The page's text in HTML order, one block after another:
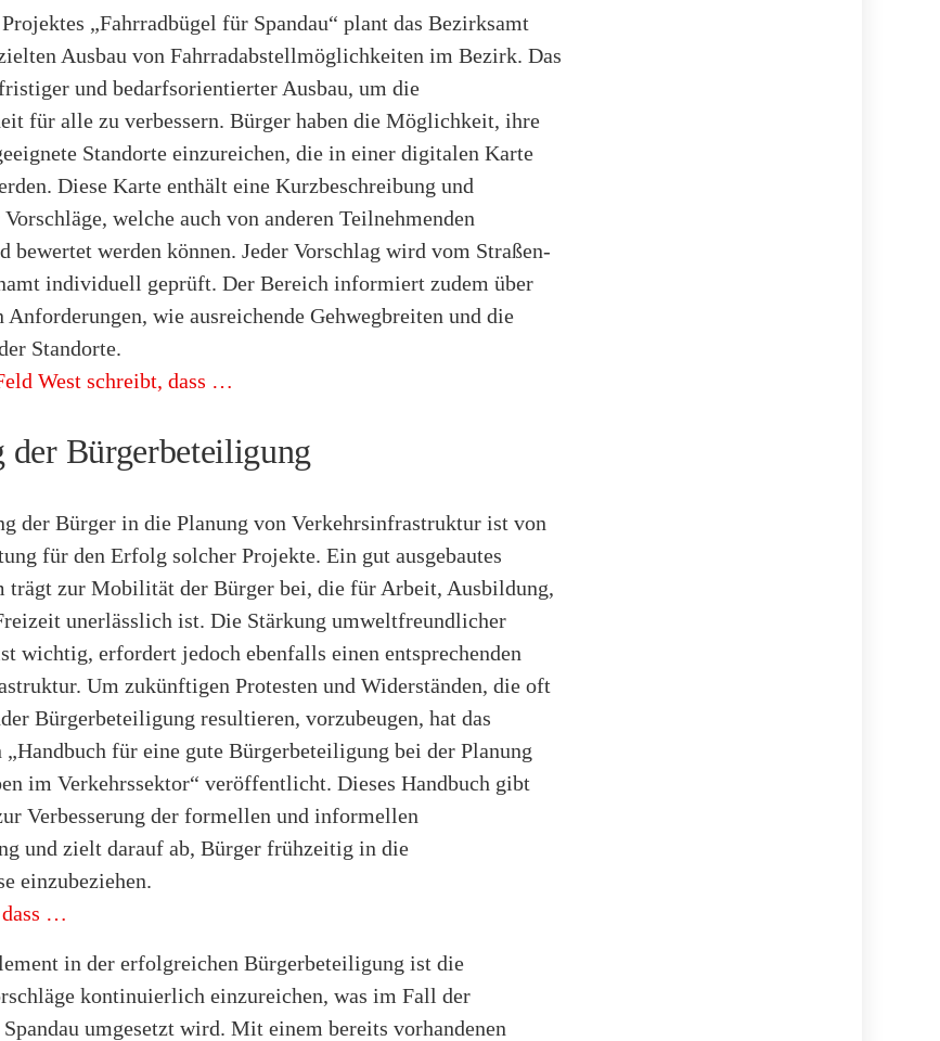
„Fahrradbügel für Spandau“ plant das Bezirksamt
Ausbau von Fahrradabstellmöglichkeiten im Bezirk. Das
und bedarfsorientierter Ausbau, um die
für alle zu verbessern. Bürger haben die Möglichkeit, ihre
Standorte einzureichen, die in einer digitalen Karte
Diese Karte enthält eine Kurzbeschreibung und
welche auch von anderen Teilnehmenden
bewertet werden können. Jeder Vorschlag wird vom Straßen-
individuell geprüft. Der Bereich informiert zudem über
Anforderungen, wie ausreichende Gehwegbreiten und die
Standorte.
West schreibt, dass …
der Bürgerbeteiligung
der Bürger in die Planung von Verkehrsinfrastruktur ist von
für den Erfolg solcher Projekte. Ein gut ausgebautes
trägt zur Mobilität der Bürger bei, die für Arbeit, Ausbildung,
unerlässlich ist. Die Stärkung umweltfreundlicher
wichtig, erfordert jedoch ebenfalls einen entsprechenden
Um zukünftigen Protesten und Widerständen, die oft
Bürgerbeteiligung resultieren, vorzubeugen, hat das
für eine gute Bürgerbeteiligung bei der Planung
im Verkehrssektor“ veröffentlicht. Dieses Handbuch gibt
Verbesserung der formellen und informellen
und zielt darauf ab, Bürger frühzeitig in die
einzubeziehen.
…
in der erfolgreichen Bürgerbeteiligung ist die
kontinuierlich einzureichen, was im Fall der
umgesetzt wird. Mit einem bereits vorhandenen